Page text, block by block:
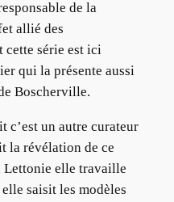
de la
allié des
cette série est ici
qui la présente aussi
Boscherville.
c’est un autre curateur
la révélation de ce
Lettonie elle travaille
saisit les modèles